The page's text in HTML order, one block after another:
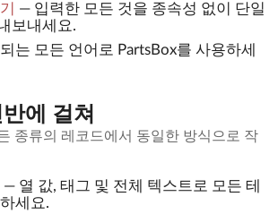
— 입력한 모든 것을 종속성 없이 단일
보내세요.
는 모든 언어로 PartsBox를 사용하세
에 걸쳐
종류의 레코드에서 동일한 방식으로 작
— 열 값, 태그 및 전체 텍스트로 모든 테
세요.